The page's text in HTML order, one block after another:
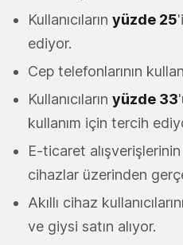
Kullanıcıların yüzde 25
ediyor.
Cep telefonlarının
Kullanıcıların yüzde 33
kullanım için tercih
E-ticaret alışverişlerinin
cihazlar üzerinden
Akıllı cihaz
ve giysi satın alıyor.